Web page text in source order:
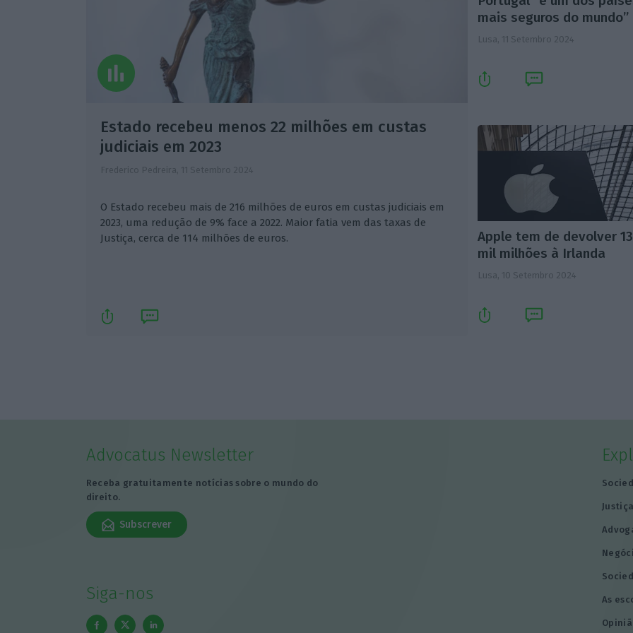
Estado recebeu menos 22 milhões em custas
judiciais em 2023
Frederico Pedreira, 11 Setembro 2024
O Estado recebeu mais de 216 milhões de euros em custas judiciais em
2023, uma redução de 9% face a 2022. Maior fatia vem das taxas de
Justiça, cerca de 114 milhões de euros.
mais seguros do mundo”
Lusa, 11 Setembro 2024
Apple tem de devolver 13
mil milhões à Irlanda
Lusa, 10 Setembro 2024
Advocatus Newsletter
Receba gratuitamente notícias sobre o mundo do
direito.
Subscrever
Siga-nos As